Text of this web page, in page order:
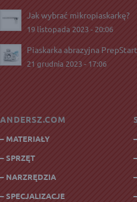
Jak wybrać mikropiaskarkę?
19 listopada 2023 - 20:06
Piaskarka abrazyjna
21 grudnia 2023 - 17:06
ANDERSZ.COM
– MATERIAŁY
– SPRZĘT
– NARZRĘDZIA
– SPECJALIZACJE